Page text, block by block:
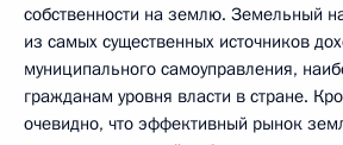
собственности на землю. Земельный
из самых существенных источников
муниципального самоуправления,
гражданам уровня власти в стране.
очевидно, что эффективный рынок